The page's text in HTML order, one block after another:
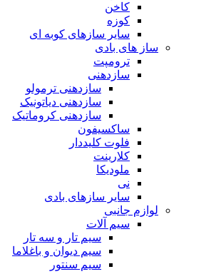
کاخن
کوزه
سایر سازهای کوبه ای
ساز های بادی
ترومپت
سازدهنی
سازدهنی ترمولو
سازدهنی دیاتونیک
سازدهنی کروماتیک
ساکسیفون
فلوت کلیددار
کلارینت
ملودیکا
نی
سایر سازهای بادی
لوازم جانبی
سیم آلات
سیم تار و سه تار
سیم دیوان و باغلاما
سیم سنتور